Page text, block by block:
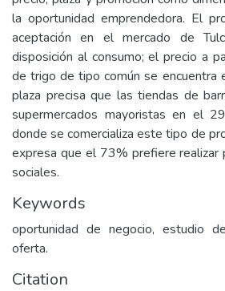
la oportunidad emprendedora. El
aceptación en el mercado de
disposición al consumo; el precio a
de trigo de tipo común se encuentra
plaza precisa que las tiendas de
supermercados mayoristas en el
donde se comercializa este tipo de
expresa que el 73% prefiere realizar
sociales.
Keywords
oportunidad de negocio, estudio
oferta.
Citation